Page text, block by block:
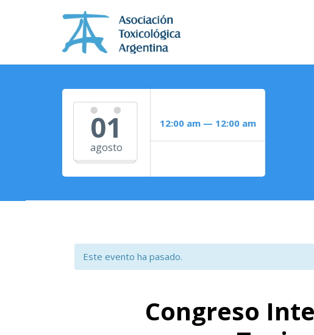
01
agosto
12:00 am — 12:00 am
Este evento ha pasado.
Congreso